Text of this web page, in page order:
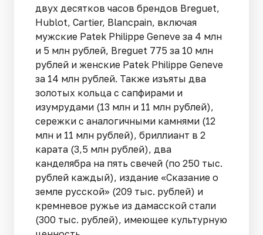
двух десятков часов брендов Breguet,
Hu­blot, Cartier, Blancpain, включая
мужские Patek Philippe Geneve за 4 млн
и 5 млн рублей, Breguet 775 за 10 млн
рублей и женские Patek Philippe Geneve
за 14 млн рублей. Также изъяты два
золотых кольца с сапфирами и
изумрудами (13 млн и 11 млн рублей),
сережки с аналогичными камнями (12
млн и 11 млн рублей), бриллиант в 2
карата (3,5 млн рублей), два
канделябра на пять свечей (по 250 тыс.
рублей каж­дый), издание «Сказание о
земле русской» (209 тыс. рублей) и
кремневое ружье из дамасской стали
(300 тыс. рублей), имеющее культурную